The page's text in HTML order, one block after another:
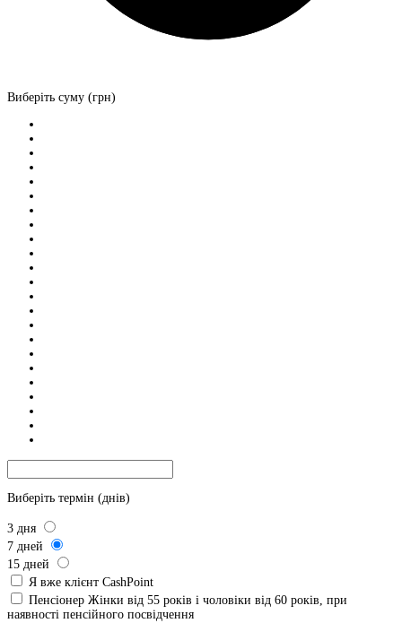
Виберіть суму (грн)
Виберіть термін (днів)
3 дня
7 дней
15 дней
Я вже клієнт CashPoint
Пенсіонер Жінки від 55 років і чоловіки від 60 років, при
наявності пенсійного посвідчення